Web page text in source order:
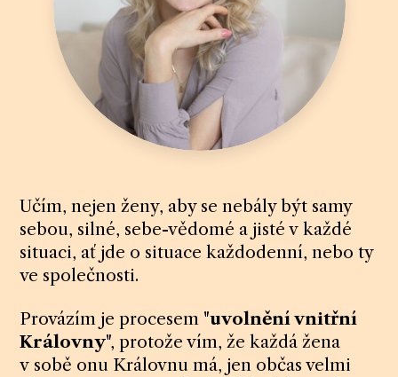
Učím, nejen ženy, aby se nebály být samy
sebou, silné, sebe-vědomé a jisté v každé
situaci, ať jde o situace každodenní, nebo ty
ve společnosti.
Provázím je procesem "uvolnění vnitřní
Královny", protože vím, že každá žena
v sobě onu Královnu má, jen občas velmi